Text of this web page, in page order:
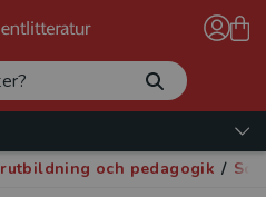
och pedagogik /